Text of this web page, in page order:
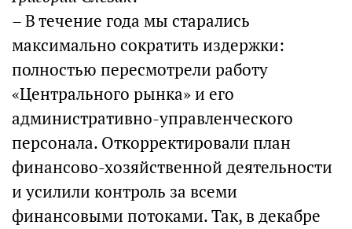
– В течение года мы старались
максимально сократить издержки:
полностью пересмотрели работу
«Центрального рынка» и его
административно-управленческого
персонала. Откорректировали план
финансово-хозяйственной деятельности
и усилили контроль за всеми
финансовыми потоками. Так, в декабре